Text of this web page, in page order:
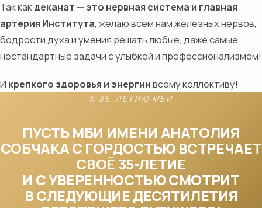
Так какдеканат — это нервная система и главная
артерия Института, желаю всем нам железных нервов,
бодрости духа и умения решать любые, даже самые
нестандартные задачи с улыбкой и профессионализмом!
И крепкого здоровья и энергиивсему коллективу!
К 35-ЛЕТИЮ МБИ
ПУСТЬ МБИ ИМЕНИ АНАТОЛИЯ
СОБЧАКА С ГОРДОСТЬЮ ВСТРЕЧАЕТ
СВОЁ 35-ЛЕТИЕ
И С УВЕРЕННОСТЬЮ СМОТРИТ
В СЛЕДУЮЩИЕ ДЕСЯТИЛЕТИЯ